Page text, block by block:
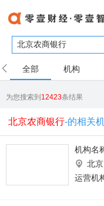
全部 机构
为您搜索到12423条结果
北京农商银行-的相关
机构名
北京
运营机